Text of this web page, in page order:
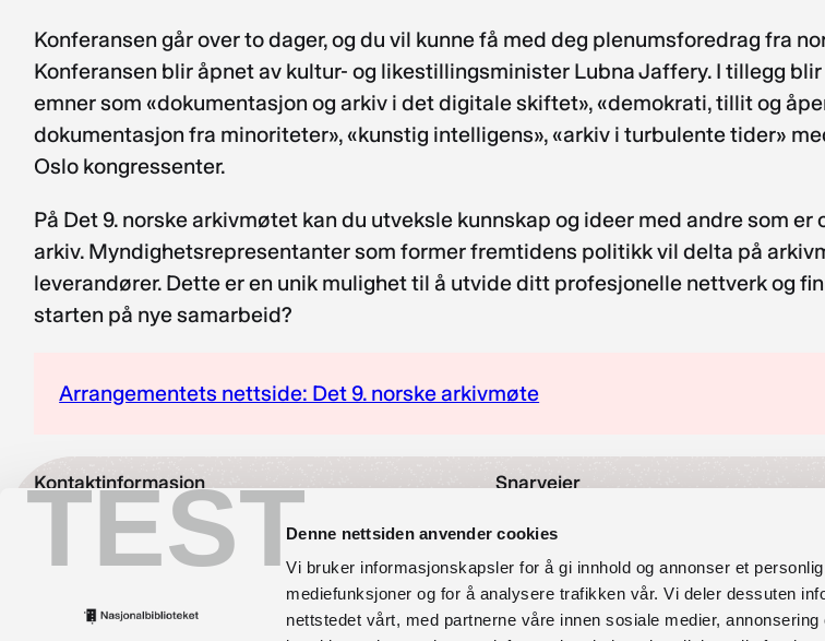
TESTDenne nettsiden anvender cookies
Vi bruker informasjonskapsler for å gi innhold og annonser et
mediefunksjoner og for å analysere trafikken vår. Vi deler dessuten
nettstedet vårt, med partnerne våre innen sosiale medier,
Konferansen går over to dager, og du vil kunne få med deg plenumsforedrag fra
Konferansen blir åpnet av kultur- og likestillingsminister Lubna Jaffery. I tillegg
emner som «dokumentasjon og arkiv i det digitale skiftet», «demokrati, tillit og
dokumentasjon fra minoriteter», «kunstig intelligens», «arkiv i turbulente tider»
Oslo kongressenter.
På Det 9. norske arkivmøtet kan du utveksle kunnskap og ideer med andre som
arkiv. Myndighetsrepresentanter som former fremtidens politikk vil delta på
leverandører. Dette er en unik mulighet til å utvide ditt profesjonelle nettverk og
starten på nye samarbeid?
Arrangementets nettside: Det 9. norske arkivmøte
Kontaktinformasjon
bibliotekutvikling@nb.no
Telefon:23 27 60 00
Snarveier
Nyheter
Arrangementer
Om oss
Kontakt oss